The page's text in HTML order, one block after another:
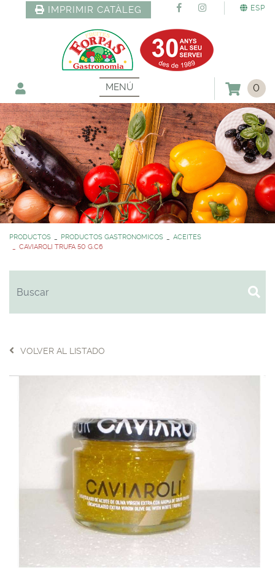
ESP
IMPRIMIR CATÀLEG
MENÚ 0
PRODUCTOS PRODUCTOS GASTRONOMICOS
ACEITES
CAVIAROLI TRUFA 50 G.C6
VOLVER AL LISTADO